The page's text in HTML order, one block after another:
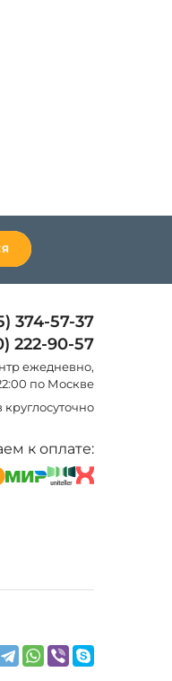
374-57-37
222-90-57
eжедневно,
по Москве
к оплате: